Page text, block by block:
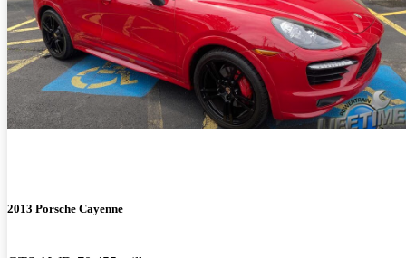
2013 Porsche Cayenne